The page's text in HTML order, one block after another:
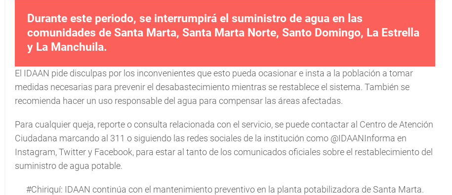
Durante este periodo, se interrumpirá el suministro de agua en las
comunidades de Santa Marta, Santa Marta Norte, Santo Domingo, La Estrella
y La Manchuila.
El IDAAN pide disculpas por los inconvenientes que esto pueda ocasionar e insta a la población a tomar
medidas necesarias para prevenir el desabastecimiento mientras se restablece el sistema. También se
recomienda hacer un uso responsable del agua para compensar las áreas afectadas.
Para cualquier queja, reporte o consulta relacionada con el servicio, se puede contactar al Centro de Atención
Ciudadana marcando al 311 o siguiendo las redes sociales de la institución como @IDAANInforma en
Instagram, Twitter y Facebook, para estar al tanto de los comunicados oficiales sobre el restablecimiento del
suministro de agua potable.
#Chiriquí: IDAAN continúa con el mantenimiento preventivo en la planta potabilizadora de Santa Marta.